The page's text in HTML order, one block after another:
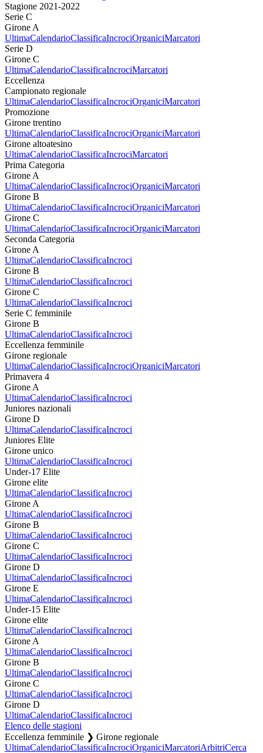
Stagione 2021-2022
Serie C
Girone A
UltimaCalendarioClassificaIncrociOrganiciMarcatori
Serie D
Girone C
UltimaCalendarioClassificaIncrociMarcatori
Eccellenza
Campionato regionale
UltimaCalendarioClassificaIncrociOrganiciMarcatori
Promozione
Girone trentino
UltimaCalendarioClassificaIncrociOrganiciMarcatori
Girone altoatesino
UltimaCalendarioClassificaIncrociMarcatori
Prima Categoria
Girone A
UltimaCalendarioClassificaIncrociOrganiciMarcatori
Girone B
UltimaCalendarioClassificaIncrociOrganiciMarcatori
Girone C
UltimaCalendarioClassificaIncrociOrganiciMarcatori
Seconda Categoria
Girone A
UltimaCalendarioClassificaIncroci
Girone B
UltimaCalendarioClassificaIncroci
Girone C
UltimaCalendarioClassificaIncroci
Serie C femminile
Girone B
UltimaCalendarioClassificaIncroci
Eccellenza femminile
Girone regionale
UltimaCalendarioClassificaIncrociOrganiciMarcatori
Primavera 4
Girone A
UltimaCalendarioClassificaIncroci
Juniores nazionali
Girone D
UltimaCalendarioClassificaIncroci
Juniores Elite
Girone unico
UltimaCalendarioClassificaIncroci
Under-17 Elite
Girone elite
UltimaCalendarioClassificaIncroci
Girone A
UltimaCalendarioClassificaIncroci
Girone B
UltimaCalendarioClassificaIncroci
Girone C
UltimaCalendarioClassificaIncroci
Girone D
UltimaCalendarioClassificaIncroci
Girone E
UltimaCalendarioClassificaIncroci
Under-15 Elite
Girone elite
UltimaCalendarioClassificaIncroci
Girone A
UltimaCalendarioClassificaIncroci
Girone B
UltimaCalendarioClassificaIncroci
Girone C
UltimaCalendarioClassificaIncroci
Girone D
UltimaCalendarioClassificaIncroci
Elenco delle stagioni
Eccellenza femminile ❯ Girone regionale
UltimaCalendarioClassificaIncrociOrganiciMarcatoriArbitriCerca